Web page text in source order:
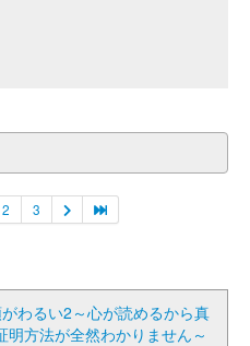
2 3
わるい2～心が読めるから真
方法が全然わかりません～